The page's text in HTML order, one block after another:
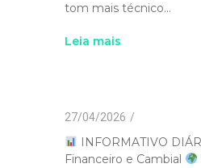
tom mais técnico...
Leia mais
27/04/2026 /
INFORMATIVO
Financeiro e Cambial